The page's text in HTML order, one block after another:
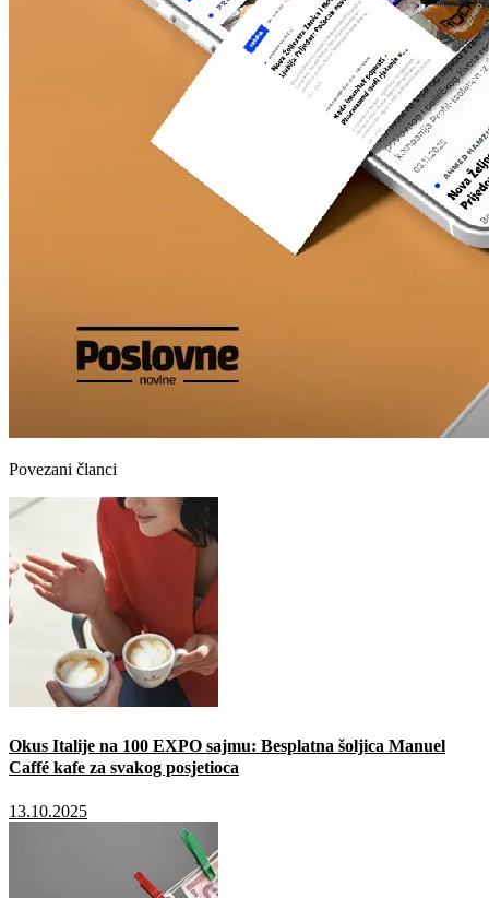
Povezani članci
Okus Italije na 100 EXPO sajmu: Besplatna šoljica Manuel
Caffé kafe za svakog posjetioca
13.10.2025